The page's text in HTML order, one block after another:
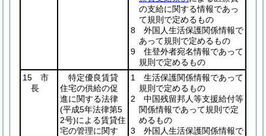
の支給に関する情報であっ
て規則で定めるもの
8 外国人生活保護関係情報で
あって規則で定めるもの
9 住登外者宛名情報であって
規則で定めるもの
15 市
長
特定優良賃貸
住宅の供給の促
進に関する法律
(平成5年法律第5
2号)による賃貸住
宅の管理に関す
1 生活保護関係情報であって
規則で定めるもの
2 中国残留邦人等支援給付等
関係情報であって規則で定
めるもの
3 外国人生活保護関係情報で